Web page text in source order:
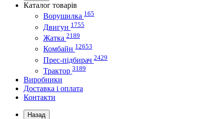
Каталог товарів
Ворушилка 165
Двигун 1755
Жатка 2189
Комбайн 12653
Прес-підбирач 2429
Трактор 3189
Виробники
Доставка і оплата
Контакти
Назад